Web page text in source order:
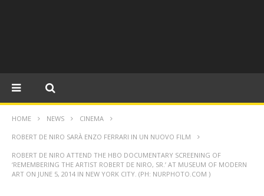
HOME NEWS CINEMA
ROBERT DE NIRO SARÀ ENZO FERRARI IN UN NUOVO FILM
ROBERT DE NIRO ATTEND THE HBO DOCUMENTARY SCREENING OF
‘REMEMBERING THE ARTIST ROBERT DE NIRO, SR.’ AT MUSEUM OF MODERN
ART ON JUNE 5, 2014 IN NEW YORK CITY. (PH: NURPHOTO.COM )